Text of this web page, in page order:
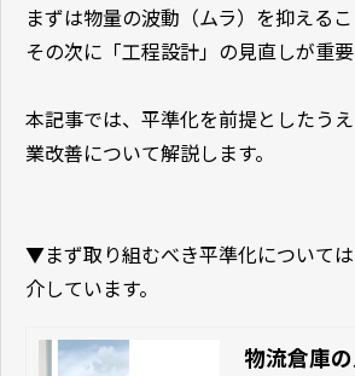
まずは物量の波動（ムラ）を抑えるこ
その次に「工程設計」の見直しが重要
本記事では、平準化を前提としたう
業改善について解説します。
▼まず取り組むべき平準化について
介しています。
物流倉庫